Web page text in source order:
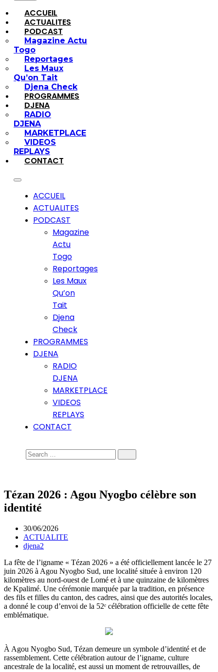
ACCUEIL
ACTUALITES
PODCAST
Magazine Actu
Togo
Reportages
Les Maux
Qu’on Tait
Djena Check
PROGRAMMES
DJENA
RADIO
DJENA
MARKETPLACE
VIDEOS
REPLAYS
CONTACT
ACCUEIL
ACTUALITES
PODCAST
Magazine
Actu
Togo
Reportages
Les Maux
Qu’on
Tait
Djena
Check
PROGRAMMES
DJENA
RADIO
DJENA
MARKETPLACE
VIDEOS
REPLAYS
CONTACT
Tézan 2026 : Agou Nyogbo célèbre son
identité
30/06/2026
ACTUALITE
djena2
La fête de l’igname « Tézan 2026 » a été officiellement lancée le 27
juin 2026 à Agou Nyogbo Sud, une localité située à environ 120
kilomètres au nord-ouest de Lomé et à une quinzaine de kilomètres
de Kpalimé. Une cérémonie marquée par la tradition, en présence
des fils et filles du canton, des cadres, ainsi que des autorités locales,
a donné le coup d’envoi de la 52ᵉ célébration officielle de cette fête
emblématique.
À Agou Nyogbo Sud, Tézan demeure un symbole d’identité et de
rassemblement. Cette célébration autour de l’igname, culture
ancestrale de la localité, est aussi un moment de retrouvailles, de